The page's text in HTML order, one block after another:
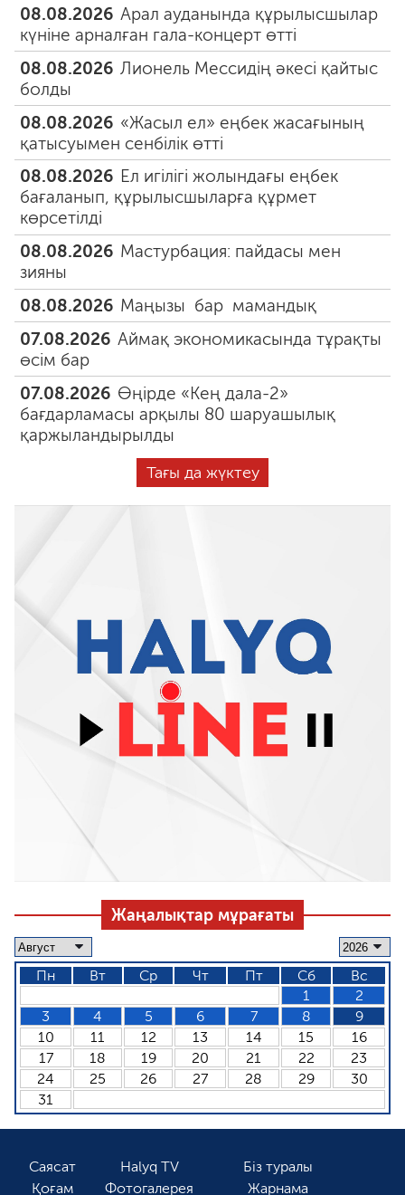
08.08.2026 Арал ауданында құрылысшылар
күніне арналған гала-концерт өтті
08.08.2026 Лионель Мессидің әкесі қайтыс
болды
08.08.2026 «Жасыл ел» еңбек жасағының
қатысуымен сенбілік өтті
08.08.2026 Ел игілігі жолындағы еңбек
бағаланып, құрылысшыларға құрмет
көрсетілді
08.08.2026 Мастурбация: пайдасы мен
зияны
08.08.2026 Маңызы бар мамандық
07.08.2026 Аймақ экономикасында тұрақты
өсім бар
07.08.2026 Өңірде «Кең дала-2»
бағдарламасы арқылы 80 шаруашылық
қаржыландырылды
Тағы да жүктеу
Жаңалықтар мұрағаты
Пн Вт Ср Чт Пт Сб
Вс
1
2
3
4 5 6 7 8
9
10
11 12 13 14 15
16
17
18 19 20 21 22
23
24
25 26 27 28 29
30
31
Саясат
Қоғам
Halyq TV
Фотогалерея
Біз туралы
Жарнама